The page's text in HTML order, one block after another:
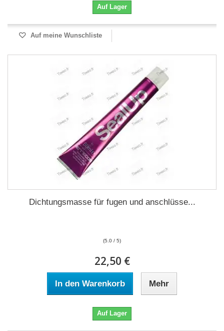
Auf Lager
Auf meine Wunschliste
Dichtungsmasse für fugen und anschlüsse...
(5.0 / 5)
22,50 €
In den Warenkorb Mehr
Auf Lager